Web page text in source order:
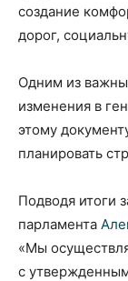
создание
дорог,
Одним из
изменения в
этому
планировать
Подводя итоги
парламента
«Мы
с